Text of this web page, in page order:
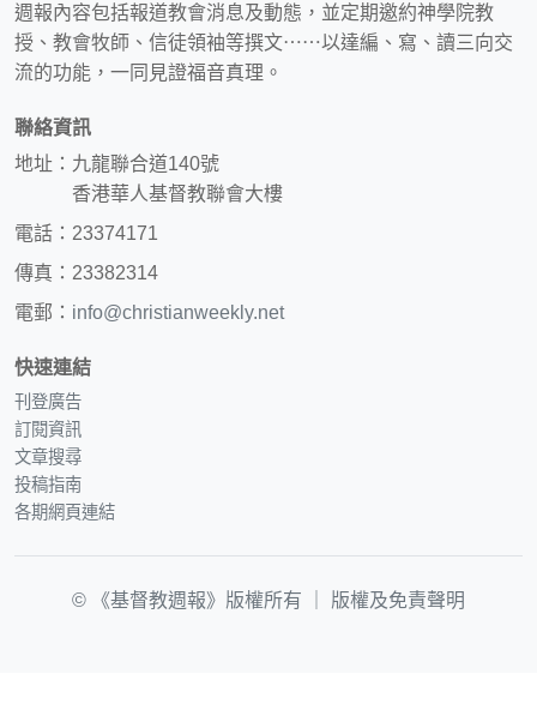
週報內容包括報道教會消息及動態，並定期邀約神學院教
授、教會牧師、信徒領袖等撰文⋯⋯以達編、寫、讀三向交
流的功能，一同見證福音真理。
聯絡資訊
地址：九龍聯合道140號
香港華人基督教聯會大樓
電話：23374171
傳真：23382314
電郵： info@christianweekly.net
快速連結
刊登廣告
訂閱資訊
文章搜尋
投稿指南
各期網頁連結
© 《基督教週報》版權所有 ｜ 版權及免責聲明